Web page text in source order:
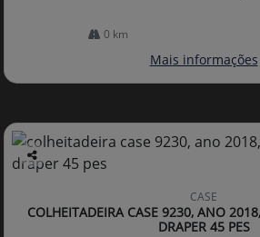
0 km
Mais informações
Co
arti
lhe
CASE
COLHEITADEIRA CASE 9230, ANO
DRAPER 45 PES